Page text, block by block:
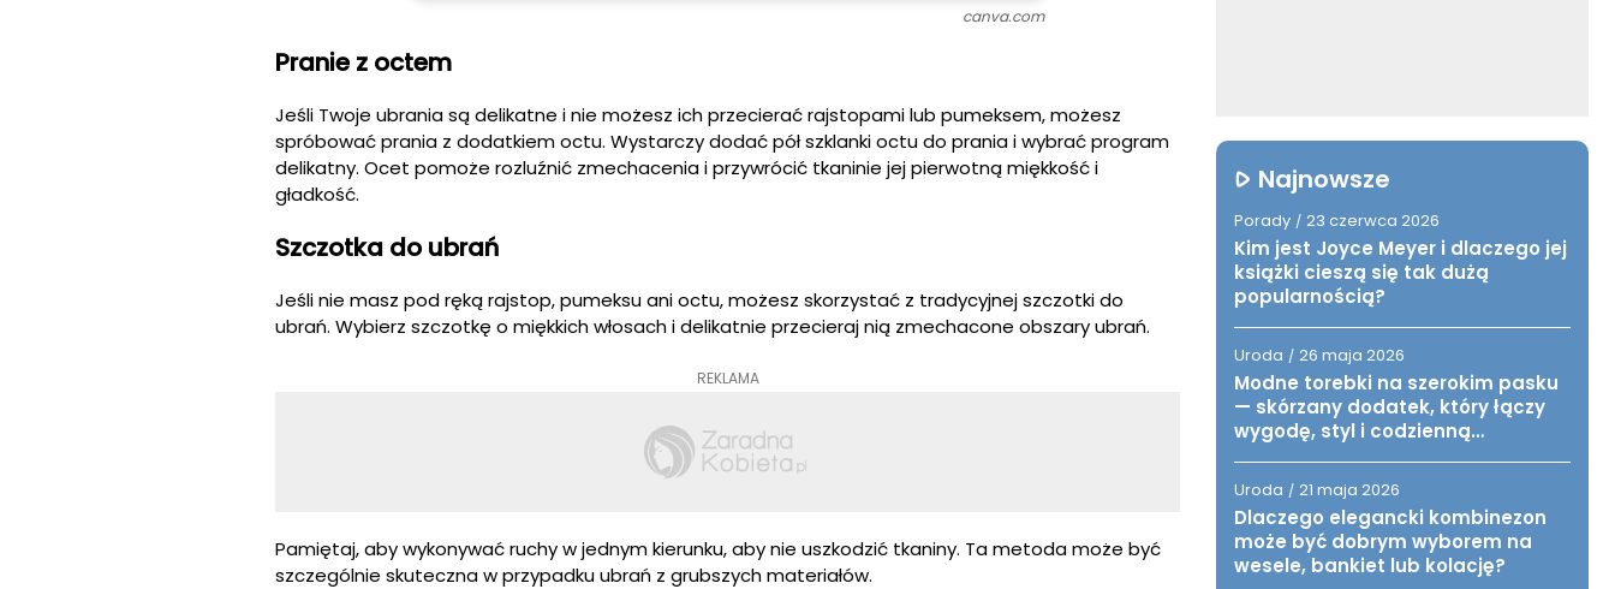
canva.com
Pranie z octem
Jeśli Twoje ubrania są delikatne i nie możesz ich przecierać rajstopami lub pumeksem, możesz
spróbować prania z dodatkiem octu. Wystarczy dodać pół szklanki octu do prania i wybrać program
delikatny. Ocet pomoże rozluźnić zmechacenia i przywrócić tkaninie jej pierwotną miękkość i
gładkość.
Szczotka do ubrań
Jeśli nie masz pod ręką rajstop, pumeksu ani octu, możesz skorzystać z tradycyjnej szczotki do
ubrań. Wybierz szczotkę o miękkich włosach i delikatnie przecieraj nią zmechacone obszary ubrań.
REKLAMA
Pamiętaj, aby wykonywać ruchy w jednym kierunku, aby nie uszkodzić tkaniny. Ta metoda może być
szczególnie skuteczna w przypadku ubrań z grubszych materiałów.
Najnowsze
Porady / 23 czerwca 2026
Kim jest Joyce Meyer i dlaczego jej
książki cieszą się tak dużą
popularnością?
Uroda / 26 maja 2026
Modne torebki na szerokim pasku
— skórzany dodatek, który łączy
wygodę, styl i codzienną
Uroda / 21 maja 2026
Dlaczego elegancki kombinezon
może być dobrym wyborem na
wesele, bankiet lub kolację?